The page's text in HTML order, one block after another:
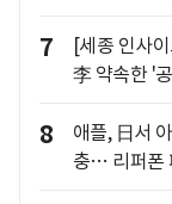
7
[세종 인사
李 약속한 '
8
애플, 日서
충… 리퍼폰